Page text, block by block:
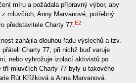
míru a požádala přípravný výbor, aby
z mluvčích, Anny Marvanové, potřebný
představitele Charty 77.E2
zahájila dlouhou řadu výslechů a tzv.
Charty 77, při nichž buď varuje
nebo vyhrožuje izolací aktivistů po
tří mluvčích Charty 77 byly u takového
Rút Křížková a Anna Marvanová.